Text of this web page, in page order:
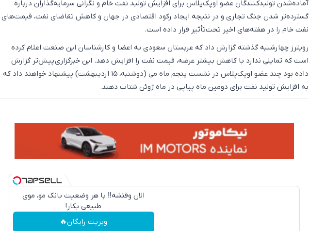
آماده‌شدن تولیدکنندگان عضو اوپک‌پلاس برای افزایش تولید نفت خام و نگرانی سرمایه‌گذاران درباره
گسترده‌تر شدن جنگ تجاری و در نتیجه ایجاد رکود اقتصادی در جهان و کاهش تقاضای نفت، قیمت‌های
نفت خام را در هفته‌های اخیر تحت‌تأثیر قرار داده است.
رویترز چهارشنبه گذشته گزارش داد که عربستان سعودی به اعضا و کارشناسان این صنعت اعلام کرده
است که تمایلی ندارد با کاهش بیشتر عرضه، قیمت نفت را افزایش دهد. این خبرگزاری پیش‌تر گزارش
داده بود چند عضو اوپک‌پلاس در نشست پنجم ماه می (دوشنبه، ۱۵ اردیبهشت) پیشنهاد خواهند داد که
به افزایش تولید نفت برای دومین ماه پیاپی در ماه ژوئن شتاب دهند.
الان وقتشه‼️ با هر وضعیت بانک مو، موی
طبیعی بکار!
ویزیت رایگان🔥